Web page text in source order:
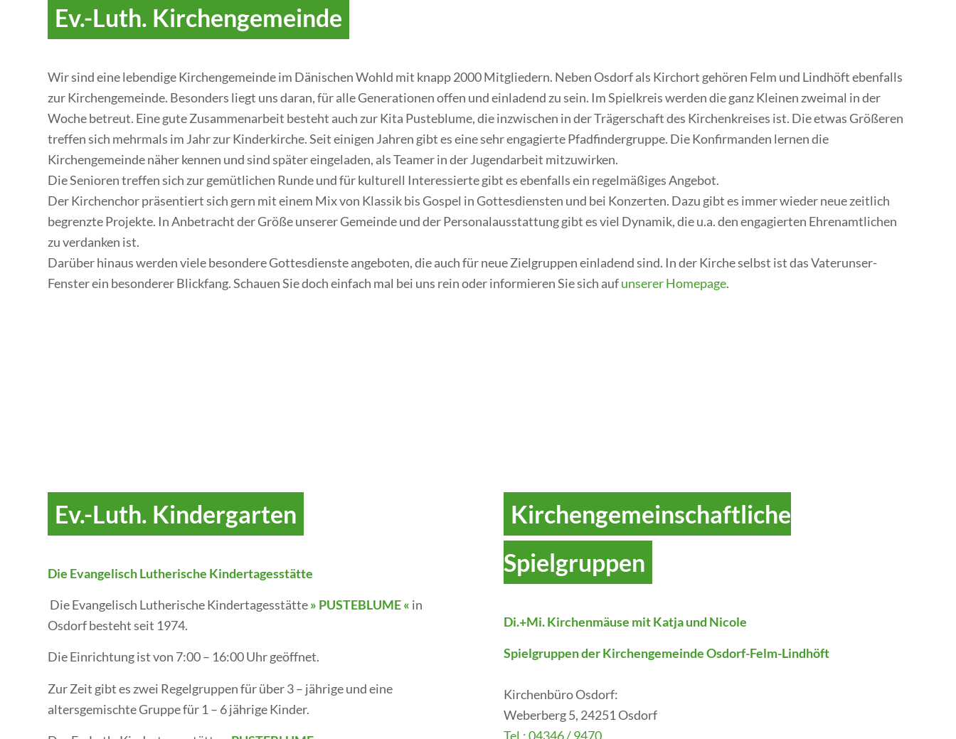
Ev.-Luth. Kirchengemeinde
Wir sind eine lebendige Kirchengemeinde im Dänischen Wohld mit knapp 2000 Mitgliedern. Neben Osdorf als Kirchort gehören Felm und Lindhöft ebenfalls
zur Kirchengemeinde. Besonders liegt uns daran, für alle Generationen offen und einladend zu sein. Im Spielkreis werden die ganz Kleinen zweimal in der
Woche betreut. Eine gute Zusammenarbeit besteht auch zur Kita Pusteblume, die inzwischen in der Trägerschaft des Kirchenkreises ist. Die etwas Größeren
treffen sich mehrmals im Jahr zur Kinderkirche. Seit einigen Jahren gibt es eine sehr engagierte Pfadfindergruppe. Die Konfirmanden lernen die
Kirchengemeinde näher kennen und sind später eingeladen, als Teamer in der Jugendarbeit mitzuwirken.
Die Senioren treffen sich zur gemütlichen Runde und für kulturell Interessierte gibt es ebenfalls ein regelmäßiges Angebot.
Der Kirchenchor präsentiert sich gern mit einem Mix von Klassik bis Gospel in Gottesdiensten und bei Konzerten. Dazu gibt es immer wieder neue zeitlich
begrenzte Projekte. In Anbetracht der Größe unserer Gemeinde und der Personalausstattung gibt es viel Dynamik, die u.a. den engagierten Ehrenamtlichen
zu verdanken ist.
Darüber hinaus werden viele besondere Gottesdienste angeboten, die auch für neue Zielgruppen einladend sind. In der Kirche selbst ist das Vaterunser-
Fenster ein besonderer Blickfang. Schauen Sie doch einfach mal bei uns rein oder informieren Sie sich aufunserer Homepage.
Ev.-Luth. Kindergarten
Die Evangelisch Lutherische Kindertagesstätte
Die Evangelisch Lutherische Kindertagesstätte» PUSTEBLUME « in
Osdorf besteht seit 1974.
Die Einrichtung ist von 7:00 – 16:00 Uhr geöffnet.
Zur Zeit gibt es zwei Regelgruppen für über 3 – jährige und eine
altersgemischte Gruppe für 1 – 6 jährige Kinder.
Kirchengemeinschaftliche
Spielgruppen
Di.+Mi. Kirchenmäuse mit Katja und Nicole
Spielgruppen der Kirchengemeinde Osdorf-Felm-Lindhöft
Kirchenbüro Osdorf:
Weberberg 5, 24251 Osdorf
Tel.: 04346 / 9470